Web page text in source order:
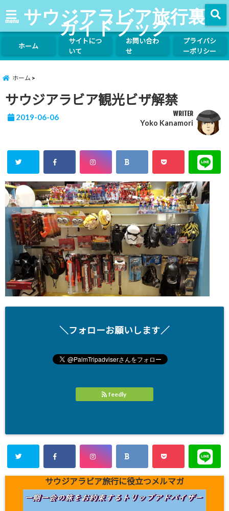
menu サウジアラビア旅行裏
ガイドブック
ホーム
サイトにつ
いて
お問い合わ
せ
プライバシ
ーポリシー
ホーム
サウジアラビア観光ビザ解禁
2019-06-06 WRITER
Yoko Kanamori
＼フォローお願いします／
feedly
サウジアラビア旅行に役立つメルマガ